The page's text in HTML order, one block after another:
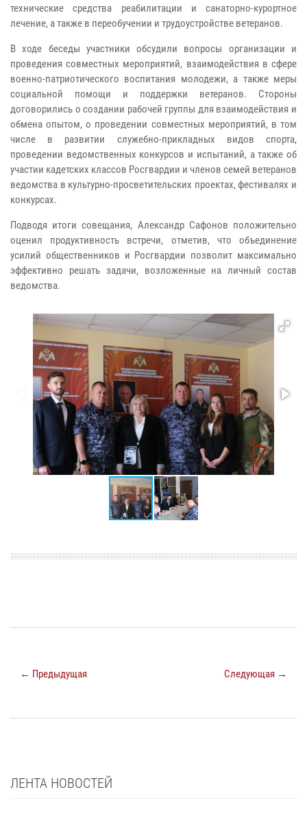
технические средства реабилитации и санаторно-курортное
лечение, а также в переобучении и трудоустройстве ветеранов.
В ходе беседы участники обсудили вопросы организации и
проведения совместных мероприятий, взаимодействия в сфере
военно-патриотического воспитания молодежи, а также меры
социальной помощи и поддержки ветеранов. Стороны
договорились о создании рабочей группы для взаимодействия и
обмена опытом, о проведении совместных мероприятий, в том
числе в развитии служебно-прикладных видов спорта,
проведении ведомственных конкурсов и испытаний, а также об
участии кадетских классов Росгвардии и членов семей ветеранов
ведомства в культурно-просветительских проектах, фестивалях и
конкурсах.
Подводя итоги совещания, Александр Сафонов положительно
оценил продуктивность встречи, отметив, что объединение
усилий общественников и Росгвардии позволит максимально
эффективно решать задачи, возложенные на личный состав
ведомства.
← Предыдущая Следующая →
ЛЕНТА НОВОСТЕЙ